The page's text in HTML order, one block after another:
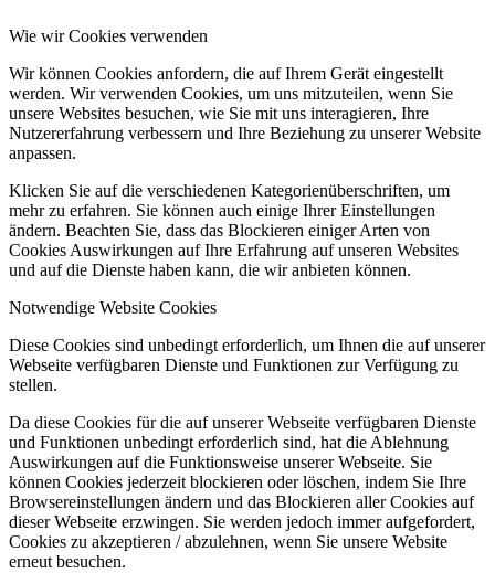
Wie wir Cookies verwenden
Wir können Cookies anfordern, die auf Ihrem Gerät eingestellt
werden. Wir verwenden Cookies, um uns mitzuteilen, wenn Sie
unsere Websites besuchen, wie Sie mit uns interagieren, Ihre
Nutzererfahrung verbessern und Ihre Beziehung zu unserer Website
anpassen.
Klicken Sie auf die verschiedenen Kategorienüberschriften, um
mehr zu erfahren. Sie können auch einige Ihrer Einstellungen
ändern. Beachten Sie, dass das Blockieren einiger Arten von
Cookies Auswirkungen auf Ihre Erfahrung auf unseren Websites
und auf die Dienste haben kann, die wir anbieten können.
Notwendige Website Cookies
Diese Cookies sind unbedingt erforderlich, um Ihnen die auf unserer
Webseite verfügbaren Dienste und Funktionen zur Verfügung zu
stellen.
Da diese Cookies für die auf unserer Webseite verfügbaren Dienste
und Funktionen unbedingt erforderlich sind, hat die Ablehnung
Auswirkungen auf die Funktionsweise unserer Webseite. Sie
können Cookies jederzeit blockieren oder löschen, indem Sie Ihre
Browsereinstellungen ändern und das Blockieren aller Cookies auf
dieser Webseite erzwingen. Sie werden jedoch immer aufgefordert,
Cookies zu akzeptieren / abzulehnen, wenn Sie unsere Website
erneut besuchen.